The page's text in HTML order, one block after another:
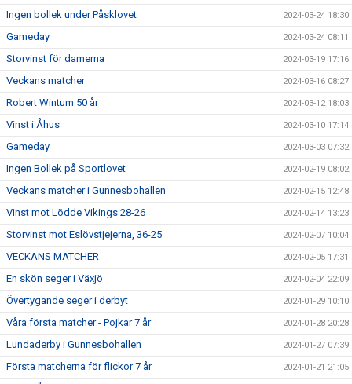
Ingen bollek under Påsklovet 2024-03-24 18:30
Gameday 2024-03-24 08:11
Storvinst för damerna 2024-03-19 17:16
Veckans matcher 2024-03-16 08:27
Robert Wintum 50 år 2024-03-12 18:03
Vinst i Åhus 2024-03-10 17:14
Gameday 2024-03-03 07:32
Ingen Bollek på Sportlovet 2024-02-19 08:02
Veckans matcher i Gunnesbohallen 2024-02-15 12:48
Vinst mot Lödde Vikings 28-26 2024-02-14 13:23
Storvinst mot Eslövstjejerna, 36-25 2024-02-07 10:04
VECKANS MATCHER 2024-02-05 17:31
En skön seger i Växjö 2024-02-04 22:09
Övertygande seger i derbyt 2024-01-29 10:10
Våra första matcher - Pojkar 7 år 2024-01-28 20:28
Lundaderby i Gunnesbohallen 2024-01-27 07:39
Första matcherna för flickor 7 år 2024-01-21 21:05